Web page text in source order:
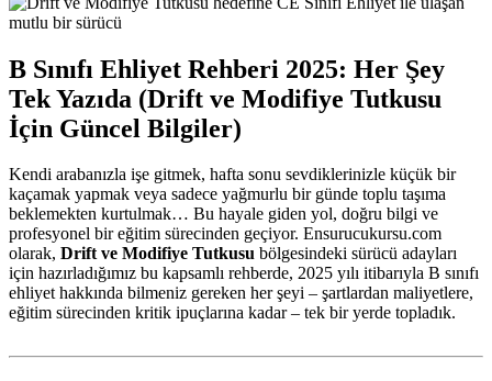
B Sınıfı Ehliyet Rehberi 2025: Her Şey
Tek Yazıda (Drift ve Modifiye Tutkusu
İçin Güncel Bilgiler)
Kendi arabanızla işe gitmek, hafta sonu sevdiklerinizle küçük bir
kaçamak yapmak veya sadece yağmurlu bir günde toplu taşıma
beklemekten kurtulmak… Bu hayale giden yol, doğru bilgi ve
profesyonel bir eğitim sürecinden geçiyor. Ensurucukursu.com
olarak, Drift ve Modifiye Tutkusu bölgesindeki sürücü adayları
için hazırladığımız bu kapsamlı rehberde, 2025 yılı itibarıyla B sınıfı
ehliyet hakkında bilmeniz gereken her şeyi – şartlardan maliyetlere,
eğitim sürecinden kritik ipuçlarına kadar – tek bir yerde topladık.